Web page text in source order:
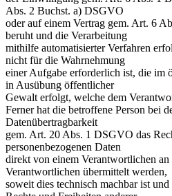
Abs. 2 Buchst. a) DSGVO
oder auf einem Vertrag gem. Art. 6
beruht und die Verarbeitung
mithilfe automatisierter Verfahren
nicht für die Wahrnehmung
einer Aufgabe erforderlich ist, die im
in Ausübung öffentlicher
Gewalt erfolgt, welche dem
Ferner hat die betroffene Person bei
Datenübertragbarkeit
gem. Art. 20 Abs. 1 DSGVO das
personenbezogenen Daten
direkt von einem Verantwortlichen an
Verantwortlichen übermittelt werden,
soweit dies technisch machbar ist